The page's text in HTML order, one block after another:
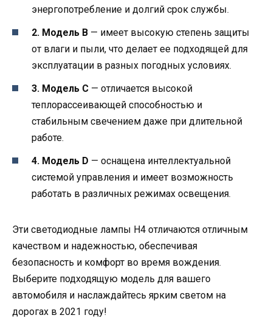
энергопотребление и долгий срок службы.
2. Модель B — имеет высокую степень защиты
от влаги и пыли, что делает ее подходящей для
эксплуатации в разных погодных условиях.
3. Модель C — отличается высокой
теплорассеивающей способностью и
стабильным свечением даже при длительной
работе.
4. Модель D — оснащена интеллектуальной
системой управления и имеет возможность
работать в различных режимах освещения.
Эти светодиодные лампы H4 отличаются отличным
качеством и надежностью, обеспечивая
безопасность и комфорт во время вождения.
Выберите подходящую модель для вашего
автомобиля и наслаждайтесь ярким светом на
дорогах в 2021 году!